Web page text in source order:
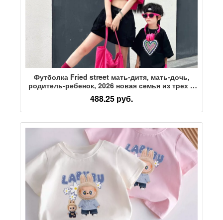
Футболка Fried street мать-дитя, мать-дочь,
родитель-ребенок, 2026 новая семья из трех и
четырех человек в западном стиле для
мальчиков и девочек с короткими рукавами
treasure tide
488.25 руб.